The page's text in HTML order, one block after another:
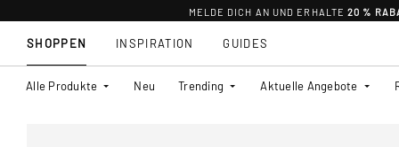
MELDE DICH AN UND ERHALTE20 %
SHOPPEN
Alle Produkte Neu Trending Aktuelle Angebote
INSPIRATION GUIDES